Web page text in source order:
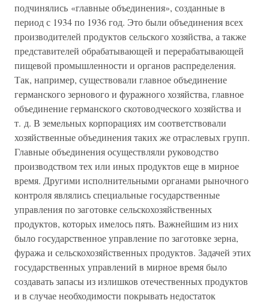
подчинялись «главные объединения», созданные в
период с 1934 по 1936 год. Это были объединения всех
производителей продуктов сельского хозяйства, а также
представителей обрабатывающей и перерабатывающей
пищевой промышленности и органов распределения.
Так, например, существовали главное объединение
германского зернового и фуражного хозяйства, главное
объединение германского скотоводческого хозяйства и
т. д. В земельных корпорациях им соответствовали
хозяйственные объединения таких же отраслевых групп.
Главные объединения осуществляли руководство
производством тех или иных продуктов еще в мирное
время. Другими исполнительными органами рыночного
контроля являлись специальные государственные
управления по заготовке сельскохозяйственных
продуктов, которых имелось пять. Важнейшим из них
было государственное управление по заготовке зерна,
фуража и сельскохозяйственных продуктов. Задачей этих
государственных управлений в мирное время было
создавать запасы из излишков отечественных продуктов
и в случае необходимости покрывать недостаток